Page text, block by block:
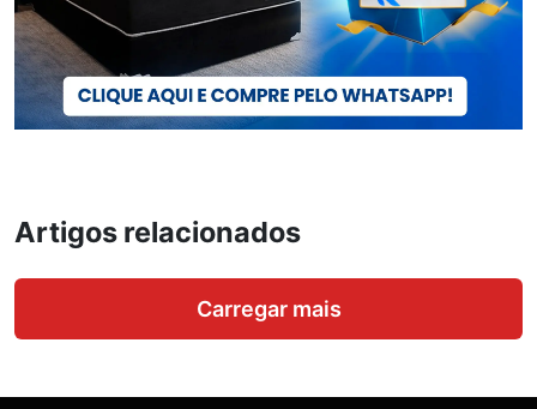
Artigos relacionados
Carregar mais